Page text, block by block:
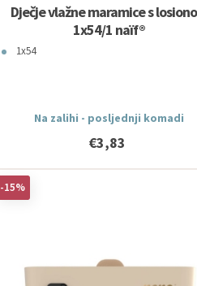
Dječje vlažne maramice s
1x54/1 naïf®
1x54
Na zalihi - posljednji komadi
€3,83
-15%